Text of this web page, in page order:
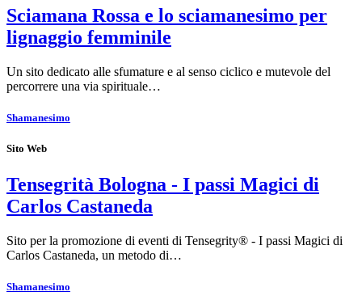
Sciamana Rossa e lo sciamanesimo per
lignaggio femminile
Un sito dedicato alle sfumature e al senso ciclico e mutevole del
percorrere una via spirituale…
Shamanesimo
Sito Web
Tensegrità Bologna - I passi Magici di
Carlos Castaneda
Sito per la promozione di eventi di Tensegrity® - I passi Magici di
Carlos Castaneda, un metodo di…
Shamanesimo